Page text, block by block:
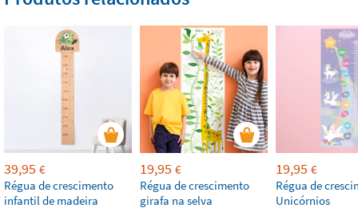
39,95 €
Régua de crescimento
infantil de madeira
19,95 €
Régua de crescimento
girafa na selva
19,95 €
Régua de
Unicórnios